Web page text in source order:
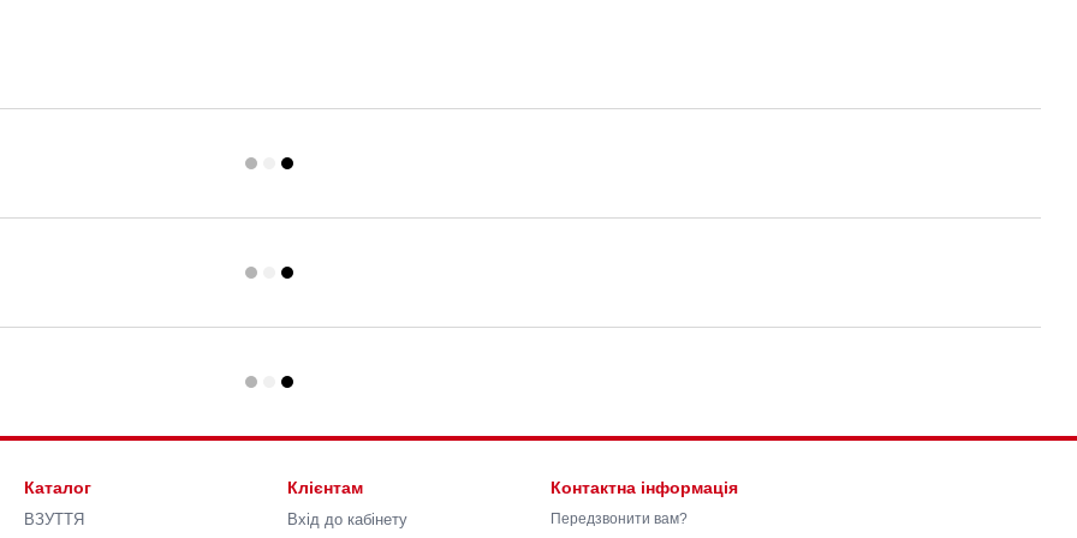
Каталог
ВЗУТТЯ
Клієнтам
Вхід до кабінету
Контактна інформація
Передзвонити вам?